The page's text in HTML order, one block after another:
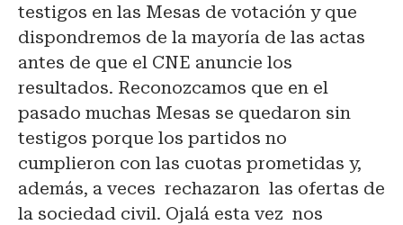
testigos en las Mesas de votación y que
dispondremos de la mayoría de las actas
antes de que el CNE anuncie los
resultados. Reconozcamos que en el
pasado muchas Mesas se quedaron sin
testigos porque los partidos no
cumplieron con las cuotas prometidas y,
además, a veces rechazaron las ofertas de
la sociedad civil. Ojalá esta vez nos